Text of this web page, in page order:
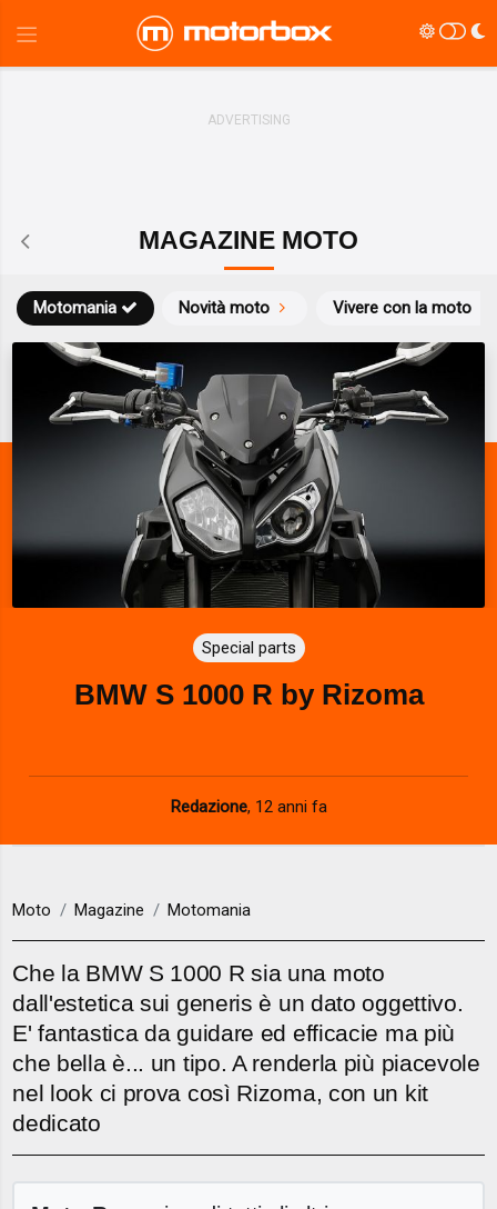
MAGAZINE MOTO
Novità moto Vivere con la moto
Motomania
Special parts
BMW S 1000 R by Rizoma
Redazione, 12 anni fa
Moto Magazine Motomania
Che la BMW S 1000 R sia una moto
dall'estetica sui generis è un dato oggettivo.
E' fantastica da guidare ed efficacie ma più
che bella è... un tipo. A renderla più piacevole
nel look ci prova così Rizoma, con un kit
dedicato